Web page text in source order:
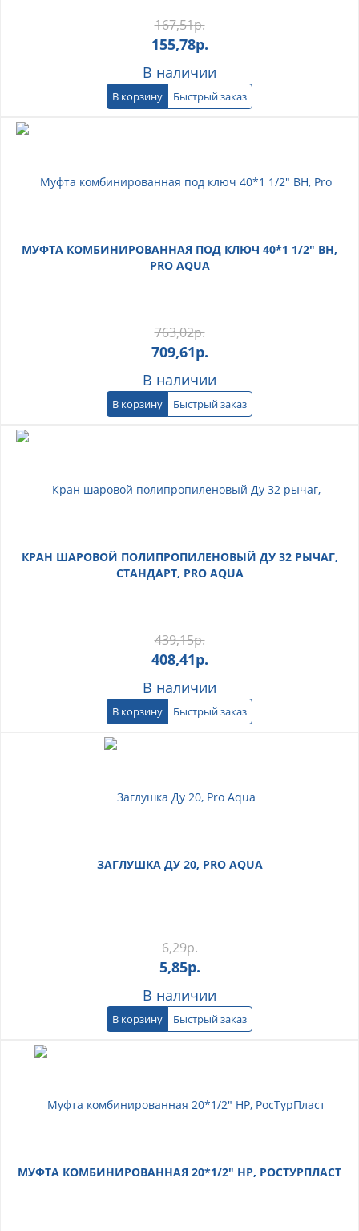
167,51р.
155,78р.
В наличии
В корзину Быстрый заказ
МУФТА КОМБИНИРОВАННАЯ ПОД КЛЮЧ 40*1 1/2" ВН,
PRO AQUA
763,02р.
709,61р.
В наличии
В корзину Быстрый заказ
КРАН ШАРОВОЙ ПОЛИПРОПИЛЕНОВЫЙ ДУ 32 РЫЧАГ,
СТАНДАРТ, PRO AQUA
439,15р.
408,41р.
В наличии
В корзину Быстрый заказ
ЗАГЛУШКА ДУ 20, PRO AQUA
6,29р.
5,85р.
В наличии
В корзину Быстрый заказ
МУФТА КОМБИНИРОВАННАЯ 20*1/2" НР, РОСТУРПЛАСТ